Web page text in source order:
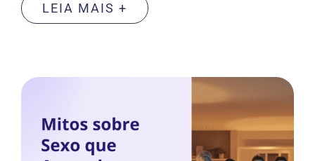
LEIA MAIS +